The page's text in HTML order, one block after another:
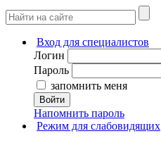
Вход для специалистов
Логин
Пароль
запомнить меня
Войти
Напомнить пароль
Режим для слабовидящих